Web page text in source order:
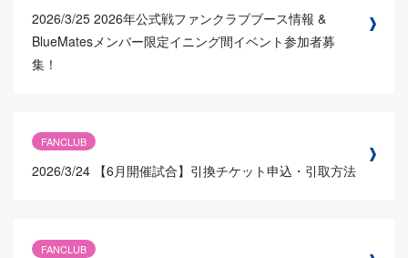
2026/3/25 2026年公式戦ファンクラブブース情報 &
BlueMatesメンバー限定イニング間イベント参加者募
集！
FANCLUB
2026/3/24 【6月開催試合】引換チケット申込・引取方法
FANCLUB